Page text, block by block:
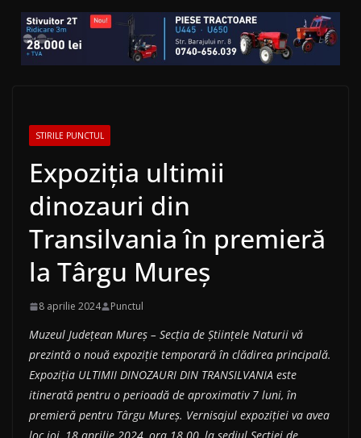
STIRILE PUNCTUL
Expoziția ultimii
dinozauri din
Transilvania în premieră
la Târgu Mureș
8 aprilie 2024 Punctul
Muzeul Județean Mureș – Secția de Științele Naturii vă
prezintă o nouă expoziție temporară în clădirea principală.
Expoziția ULTIMII DINOZAURI DIN TRANSILVANIA este
itinerată pentru o perioadă de aproximativ 7 luni, în
premieră pentru Târgu Mureș. Vernisajul expoziției va avea